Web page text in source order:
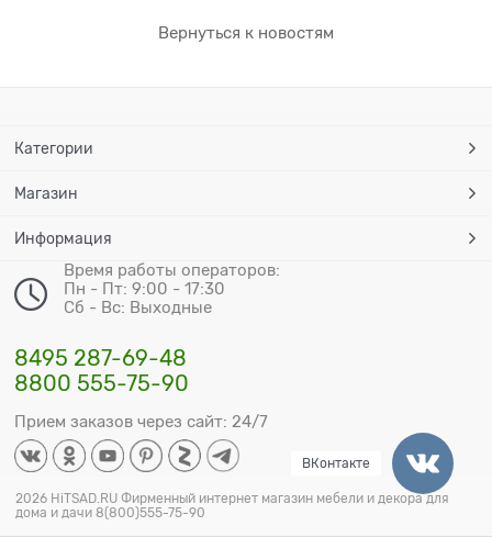
Вернуться к новостям
Категории
Магазин
Информация
Время работы операторов:
Пн - Пт: 9:00 - 17:30
Сб - Вс: Выходные
8495 287-69-48
8800 555-75-90
Прием заказов через сайт: 24/7
2026 HiTSAD.RU Фирменный интернет магазин мебели и декора для
дома и дачи 8(800)555-75-90
ВКонтакте